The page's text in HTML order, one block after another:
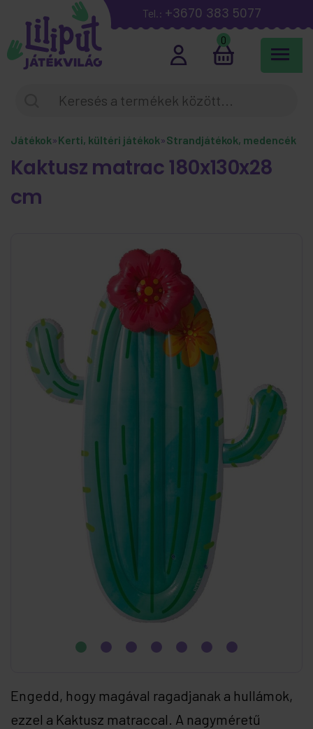
Tel.: +3670 383 5077
0
Játékok»Kerti, kültéri játékok»Strandjátékok, medencék
Kaktusz matrac 180x130x28
cm
Engedd, hogy magával ragadjanak a hullámok,
ezzel a Kaktusz matraccal. A nagyméretű